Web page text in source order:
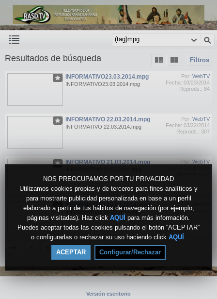
NOS PREOCUPAMOS POR TU PRIVACIDAD
Utilizamos cookies propias y de terceros para fines analíticos y
para mostrarte publicidad personalizada en base a un perfil
elaborado a partir de tus hábitos de navegación (por ejemplo,
páginas visitadas). Haz click AQUÍ para más información.
Puedes aceptar todas las cookies pulsando el botón “ACEPTAR”
o configurarlas o rechazar su uso haciendo click AQUÍ .
ACEPTAR Configurar/Rechazar
Filtros
Resultados de búsqueda
Por: WebTV
Fecha: 03/23/2014
Reprods.: 84
INFORMATIVO23.03.2014.mpg
INFORMATIVO23.03.2014.mpg
Por: WebTV
Fecha: 03/22/2014
Reprods.: 307
INFORMATIVO 22.03.2014.mpg
INFORMATIVO 22.03.2014.mpg
Por: WebTV
INFORMATIVO 21.03.2014.mpg
Por:
Fecha: 03/20/2014
Reprods.: 76
INFORMATIVO 20.03.2014.mpg
INFORMATIVO 20.03.2014.mpg
6 7 8 9
Versión escritorio